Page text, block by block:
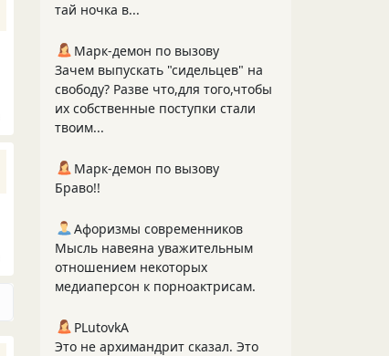
тай ночка в...
Марк-демон по вызову
Зачем выпускать "сидельцев" на
свободу? Разве что,для того,чтобы
их собственные поступки стали
твоим...
Марк-демон по вызову
Браво!!
Афоризмы современников
Мысль навеяна уважительным
отношением некоторых
медиаперсон к порноактрисам.
PLutоvkА
Это не архимандрит сказал. Это